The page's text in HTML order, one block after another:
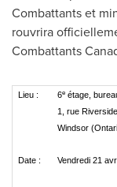
Combattants et
rouvrira
Combattants
Lieu : 6e étage,
1, rue
Windsor
Date : Vendredi 21